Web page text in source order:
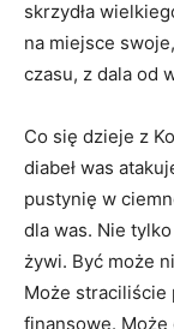
skrzydła
na miejsce
czasu, z dala od
Co się dzieje z
diabeł was
pustynię w
dla was. Nie
żywi. Być może
Może straciliście
finansowe. Może